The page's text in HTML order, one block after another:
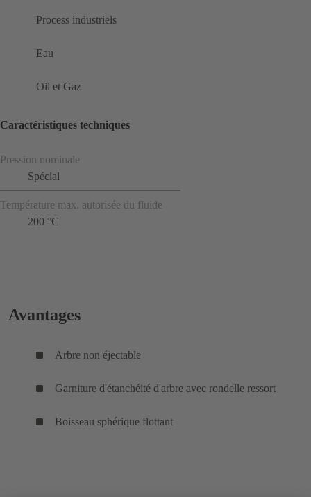
Process industriels
Eau
Oil et Gaz
Caractéristiques techniques
Pression nominale
Spécial
Température max. autorisée du fluide
200 °C
Avantages
Arbre non éjectable
Garniture d'étanchéité d'arbre avec rondelle ressort
Boisseau sphérique flottant